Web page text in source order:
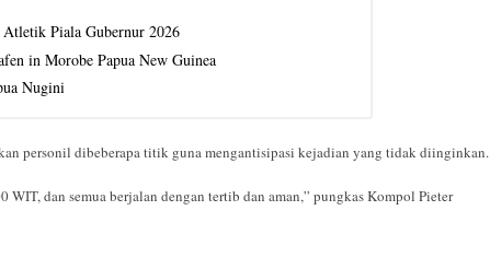
Atletik Piala Gubernur 2026
in Morobe Papua New Guinea
Nugini
personil dibeberapa titik guna mengantisipasi kejadian yang tidak diinginkan.
WIT, dan semua berjalan dengan tertib dan aman,” pungkas Kompol Pieter